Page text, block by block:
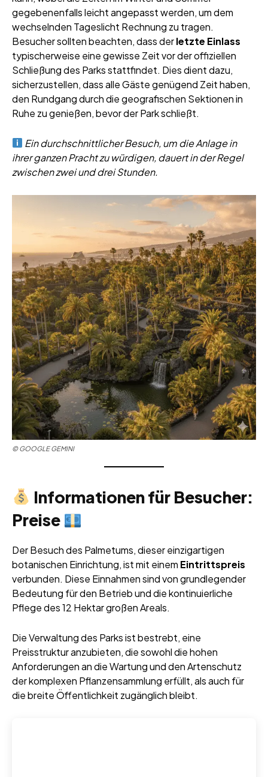
gegebenenfalls leicht angepasst werden, um dem
wechselnden Tageslicht Rechnung zu tragen.
Besucher sollten beachten, dass derletzte Einlass
typischerweise eine gewisse Zeit vor der offiziellen
Schließung des Parks stattfindet. Dies dient dazu,
sicherzustellen, dass alle Gäste genügend Zeit haben,
den Rundgang durch die geografischen Sektionen in
Ruhe zu genießen, bevor der Park schließt.
Ein durchschnittlicher Besuch, um die Anlage in
ihrer ganzen Pracht zu würdigen, dauert in der Regel
zwischen zwei und drei Stunden.
©GOOGLE GEMINI
Informationen für Besucher:
Preise
Der Besuch des Palmetums, dieser einzigartigen
botanischen Einrichtung, ist mit einem Eintrittspreis
verbunden. Diese Einnahmen sind von grundlegender
Bedeutung für den Betrieb und die kontinuierliche
Pflege des 12 Hektar großen Areals.
Die Verwaltung des Parks ist bestrebt, eine
Preisstruktur anzubieten, die sowohl die hohen
Anforderungen an die Wartung und den Artenschutz
der komplexen Pflanzensammlung erfüllt, als auch für
die breite Öffentlichkeit zugänglich bleibt.